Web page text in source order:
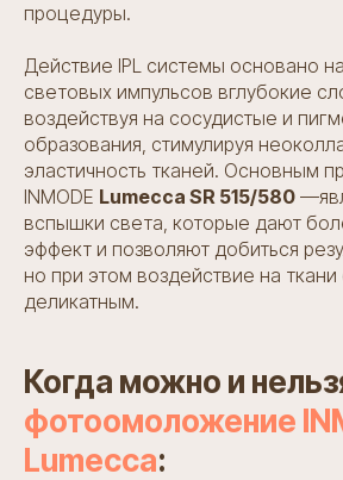
процедуры.
Действие IPL системы основано
световых импульсов вглубокие
воздействуя на сосудистые и
образования, стимулируя
эластичность тканей. Основным
INMODE Lumecca SR 515/580
вспышки света, которые дают
эффект и позволяют добиться
но при этом воздействие на ткани
деликатным.
Когда можно и
фотоомоложение
Lumecca: